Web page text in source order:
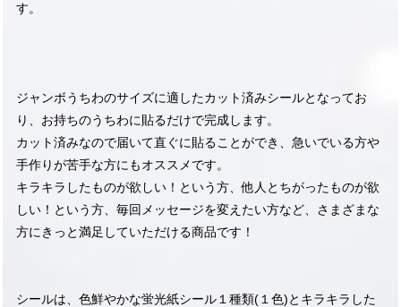
す。
ジャンボうちわのサイズに適したカット済みシールとなってお
り、お持ちのうちわに貼るだけで完成します。
カット済みなので届いて直ぐに貼ることができ、急いでいる方や
手作りが苦手な方にもオススメです。
キラキラしたものが欲しい！という方、他人とちがったものが欲
しい！という方、毎回メッセージを変えたい方など、さまざまな
方にきっと満足していただける商品です！
シールは、色鮮やかな蛍光紙シール１種類(１色)とキラキラした